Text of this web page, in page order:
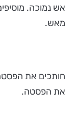
אש נמוכה.
מאש.
את הפסטה.